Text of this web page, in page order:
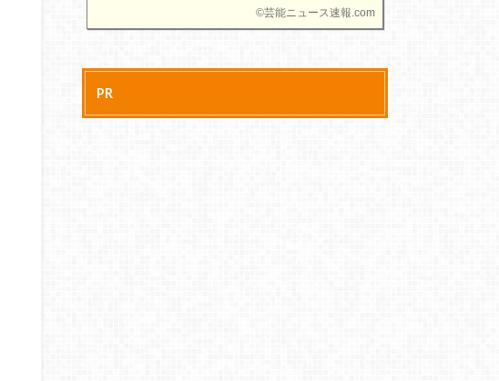
©芸能ニュース速報.com
PR